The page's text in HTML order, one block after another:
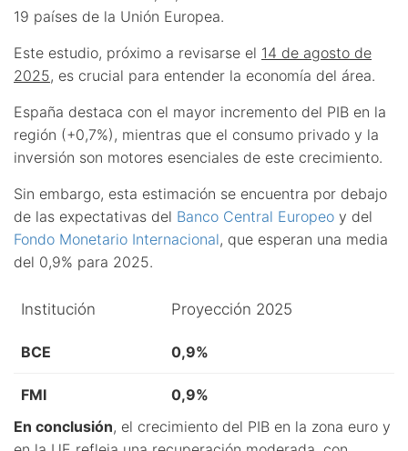
19 países de la Unión Europea.
Este estudio, próximo a revisarse el 14 de agosto de
2025, es crucial para entender la economía del área.
España destaca con el mayor incremento del PIB en la
región (+0,7%), mientras que el consumo privado y la
inversión son motores esenciales de este crecimiento.
Sin embargo, esta estimación se encuentra por debajo
de las expectativas del Banco Central Europeo y del
Fondo Monetario Internacional, que esperan una media
del 0,9% para 2025.
Institución Proyección 2025
BCE 0,9%
FMI
0,9%
En conclusión, el crecimiento del PIB en la zona euro y